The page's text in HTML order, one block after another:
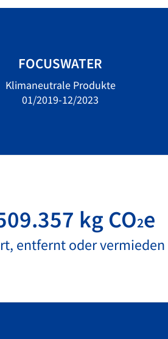
FOCUSWATER
Klimaneutrale Produkte
01/2019-12/2023
kg CO2e
entfernt oder vermieden